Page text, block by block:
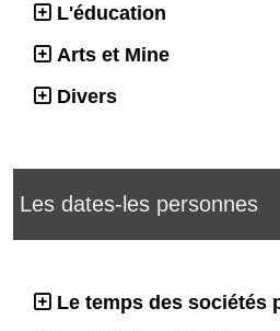
L'éducation
Arts et Mine
Divers
Les dates-les personnes
Le temps des sociétés